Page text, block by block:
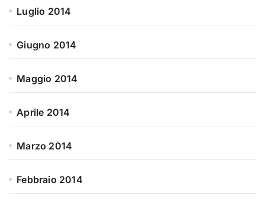
Luglio 2014
Giugno 2014
Maggio 2014
Aprile 2014
Marzo 2014
Febbraio 2014